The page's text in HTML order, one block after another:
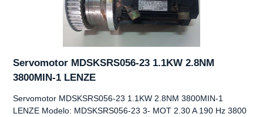
Servomotor MDSKSRS056-23 1.1KW 2.8NM
3800MIN-1 LENZE
Servomotor MDSKSRS056-23 1.1KW 2.8NM 3800MIN-1
LENZE Modelo: MDSKSRS056-23 3- MOT 2.30 A 190 Hz 3800